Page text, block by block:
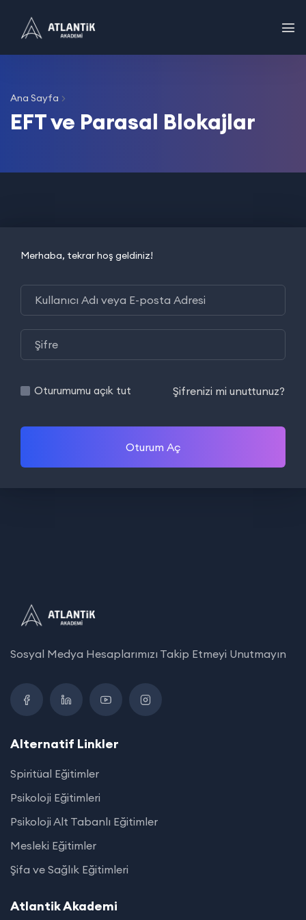
Ana Sayfa
EFT ve Parasal Blokajlar
Merhaba, tekrar hoş geldiniz!
Oturumumu açık tut Şifrenizi mi unuttunuz?
Oturum Aç
Sosyal Medya Hesaplarımızı Takip Etmeyi Unutmayın
Alternatif Linkler
Spiritüal Eğitimler
Psikoloji Eğitimleri
Psikoloji Alt Tabanlı Eğitimler
Mesleki Eğitimler
Şifa ve Sağlık Eğitimleri
Atlantik Akademi